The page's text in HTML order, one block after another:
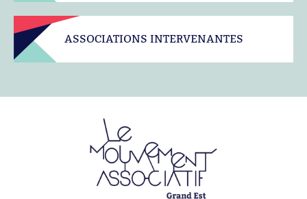
ASSOCIATIONS INTERVENANTES